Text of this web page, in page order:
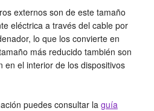
externos son de este tamaño
eléctrica a través del cable por
lo que los convierte en
más reducido también son
en el interior de los dispositivos
puedes consultar la guía